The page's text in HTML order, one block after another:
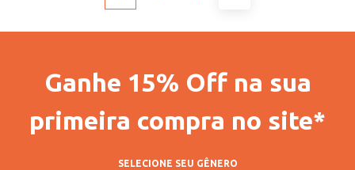
Ganhe 15% Off na sua
primeira compra no site*
SELECIONE SEU GÊNERO